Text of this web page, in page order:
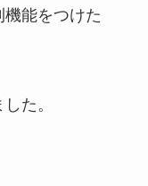
能をつけた
た。